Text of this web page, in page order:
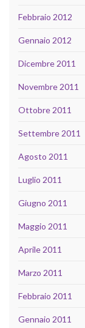
Febbraio 2012
Gennaio 2012
Dicembre 2011
Novembre 2011
Ottobre 2011
Settembre 2011
Agosto 2011
Luglio 2011
Giugno 2011
Maggio 2011
Aprile 2011
Marzo 2011
Febbraio 2011
Gennaio 2011